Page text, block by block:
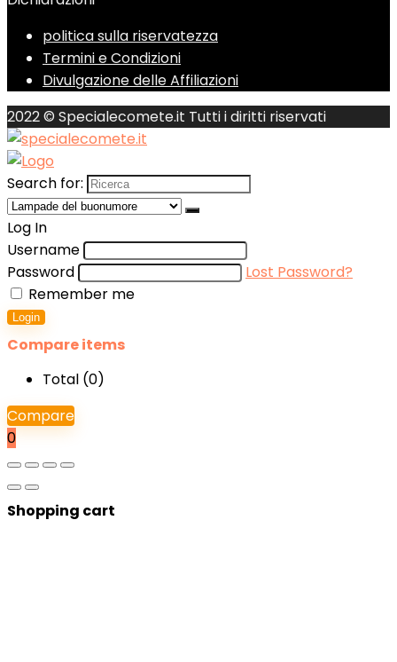
politica sulla riservatezza
Termini e Condizioni
Divulgazione delle Affiliazioni
2022 © Specialecomete.it Tutti i diritti riservati
Search for:
Log In
Username
Password
Lost Password?
Remember me
Login
Compare items
Total (0)
Compare
0
Shopping cart